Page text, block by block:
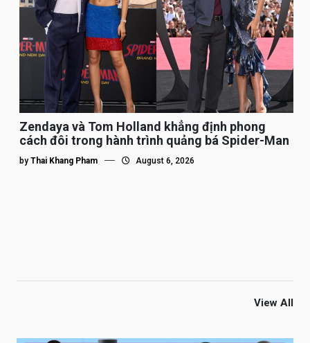
Zendaya và Tom Holland khẳng định phong
cách đôi trong hành trình quảng bá Spider-Man
by Thai Khang Pham August 6, 2026
View All